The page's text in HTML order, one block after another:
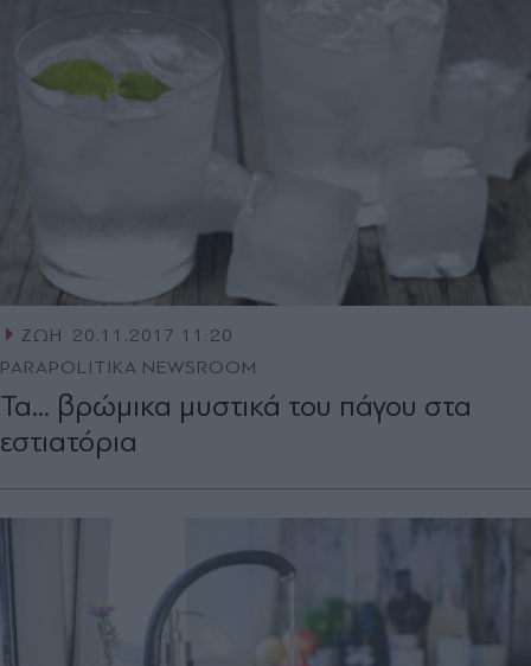
ΖΩΗ
20.11.2017 11:20
PARAPOLITIKA NEWSROOM
Τα... βρώμικα μυστικά του πάγου στα
εστιατόρια